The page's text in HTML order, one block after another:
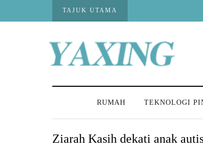
TAJUK UTAMA
RUMAH TEKNOLOGI
Ziarah Kasih dekati anak